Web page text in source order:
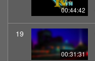
00:44:42
19
00:31:31